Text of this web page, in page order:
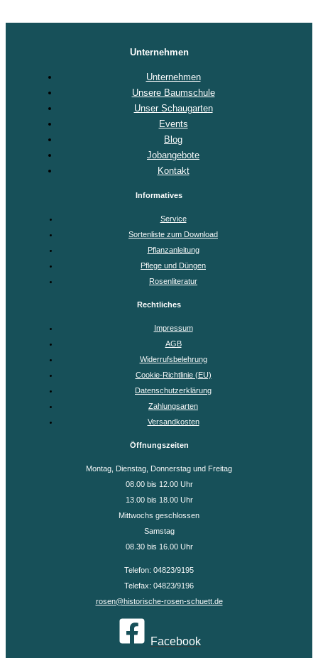
Unternehmen
Unternehmen
Unsere Baumschule
Unser Schaugarten
Events
Blog
Jobangebote
Kontakt
Informatives
Service
Sortenliste zum Download
Pflanzanleitung
Pflege und Düngen
Rosenliteratur
Rechtliches
Impressum
AGB
Widerrufsbelehrung
Cookie-Richtlinie (EU)
Datenschutzerklärung
Zahlungsarten
Versandkosten
Öffnungszeiten
Montag, Dienstag, Donnerstag und Freitag
08.00 bis 12.00 Uhr
13.00 bis 18.00 Uhr
Mittwochs geschlossen
Samstag
08.30 bis 16.00 Uhr
Telefon: 04823/9195
Telefax: 04823/9196
rosen@historische-rosen-schuett.de
Facebook